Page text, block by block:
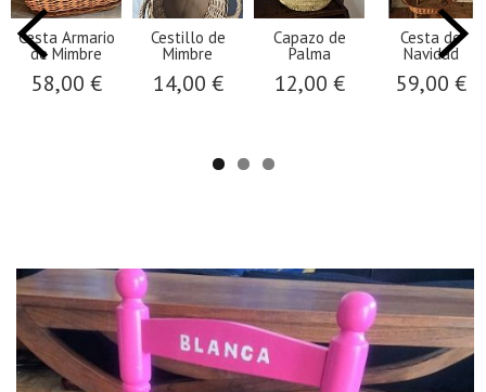
Cesta Armario
de Mimbre
58,00 €
Cestillo de
Mimbre
14,00 €
Capazo de
Palma
12,00 €
Cesta de
Navidad
59,00 €